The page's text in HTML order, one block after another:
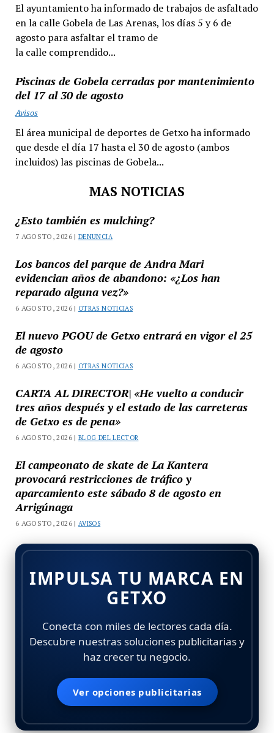
El ayuntamiento ha informado de trabajos de asfaltado
en la calle Gobela de Las Arenas, los días 5 y 6 de
agosto para asfaltar el tramo de
la calle comprendido...
Piscinas de Gobela cerradas por mantenimiento
del 17 al 30 de agosto
Avisos
El área municipal de deportes de Getxo ha informado
que desde el día 17 hasta el 30 de agosto (ambos
incluidos) las piscinas de Gobela...
MAS NOTICIAS
¿Esto también es mulching?
7 AGOSTO, 2026 |DENUNCIA
Los bancos del parque de Andra Mari
evidencian años de abandono: «¿Los han
reparado alguna vez?»
6 AGOSTO, 2026 | OTRAS NOTICIAS
El nuevo PGOU de Getxo entrará en vigor el 25
de agosto
6 AGOSTO, 2026 | OTRAS NOTICIAS
CARTA AL DIRECTOR| «He vuelto a conducir
tres años después y el estado de las carreteras
de Getxo es de pena»
6 AGOSTO, 2026 |BLOG DEL LECTOR
El campeonato de skate de La Kantera
provocará restricciones de tráfico y
aparcamiento este sábado 8 de agosto en
Arrigúnaga
6 AGOSTO, 2026 |AVISOS
IMPULSA TU MARCA EN
GETXO
Conecta con miles de lectores cada día.
Descubre nuestras soluciones publicitarias y
haz crecer tu negocio.
Ver opciones publicitarias